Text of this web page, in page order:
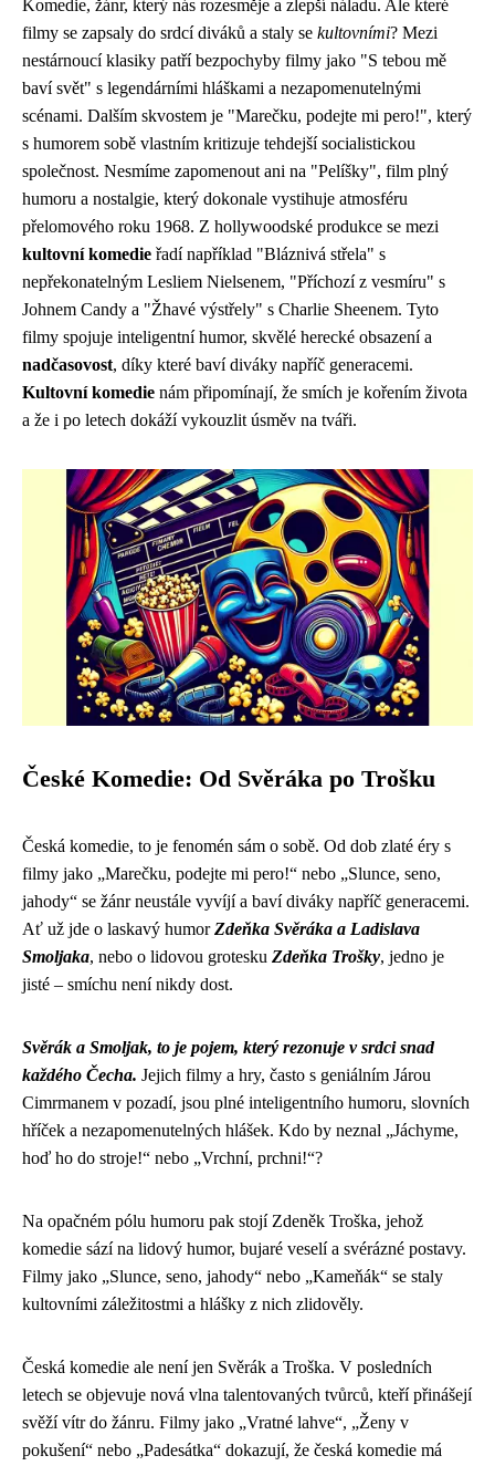
Komedie, žánr, který nás rozesměje a zlepší náladu. Ale které
filmy se zapsaly do srdcí diváků a staly se kultovními? Mezi
nestárnoucí klasiky patří bezpochyby filmy jako "S tebou mě
baví svět" s legendárními hláškami a nezapomenutelnými
scénami. Dalším skvostem je "Marečku, podejte mi pero!", který
s humorem sobě vlastním kritizuje tehdejší socialistickou
společnost. Nesmíme zapomenout ani na "Pelíšky", film plný
humoru a nostalgie, který dokonale vystihuje atmosféru
přelomového roku 1968. Z hollywoodské produkce se mezi
kultovní komedie řadí například "Bláznivá střela" s
nepřekonatelným Lesliem Nielsenem, "Příchozí z vesmíru" s
Johnem Candy a "Žhavé výstřely" s Charlie Sheenem. Tyto
filmy spojuje inteligentní humor, skvělé herecké obsazení a
nadčasovost, díky které baví diváky napříč generacemi.
Kultovní komedie nám připomínají, že smích je kořením života
a že i po letech dokáží vykouzlit úsměv na tváři.
České Komedie: Od Svěráka po Trošku
Česká komedie, to je fenomén sám o sobě. Od dob zlaté éry s
filmy jako „Marečku, podejte mi pero!“ nebo „Slunce, seno,
jahody“ se žánr neustále vyvíjí a baví diváky napříč generacemi.
Ať už jde o laskavý humorZdeňka Svěráka a Ladislava
Smoljaka, nebo o lidovou grotesku Zdeňka Trošky, jedno je
jisté – smíchu není nikdy dost.
Svěrák a Smoljak, to je pojem, který rezonuje v srdci snad
každého Čecha. Jejich filmy a hry, často s geniálním Járou
Cimrmanem v pozadí, jsou plné inteligentního humoru, slovních
hříček a nezapomenutelných hlášek. Kdo by neznal „Jáchyme,
hoď ho do stroje!“ nebo „Vrchní, prchni!“?
Na opačném pólu humoru pak stojí Zdeněk Troška, jehož
komedie sází na lidový humor, bujaré veselí a svérázné postavy.
Filmy jako „Slunce, seno, jahody“ nebo „Kameňák“ se staly
kultovními záležitostmi a hlášky z nich zlidověly.
Česká komedie ale není jen Svěrák a Troška. V posledních
letech se objevuje nová vlna talentovaných tvůrců, kteří přinášejí
svěží vítr do žánru. Filmy jako „Vratné lahve“, „Ženy v
pokušení“ nebo „Padesátka“ dokazují, že česká komedie má